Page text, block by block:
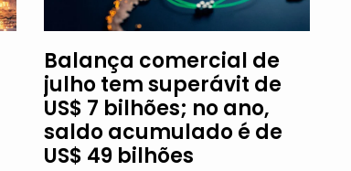
Balança comercial de
julho tem superávit de
US$ 7 bilhões; no ano,
saldo acumulado é de
US$ 49 bilhões